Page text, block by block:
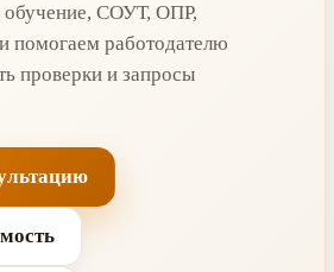
обучение, СОУТ, ОПР,
помогаем работодателю
проверки и запросы